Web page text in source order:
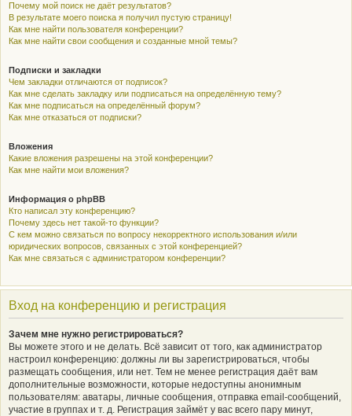
Почему мой поиск не даёт результатов?
В результате моего поиска я получил пустую страницу!
Как мне найти пользователя конференции?
Как мне найти свои сообщения и созданные мной темы?
Подписки и закладки
Чем закладки отличаются от подписок?
Как мне сделать закладку или подписаться на определённую тему?
Как мне подписаться на определённый форум?
Как мне отказаться от подписки?
Вложения
Какие вложения разрешены на этой конференции?
Как мне найти мои вложения?
Информация о phpBB
Кто написал эту конференцию?
Почему здесь нет такой-то функции?
С кем можно связаться по вопросу некорректного использования и/или
юридических вопросов, связанных с этой конференцией?
Как мне связаться с администратором конференции?
Вход на конференцию и регистрация
Зачем мне нужно регистрироваться?
Вы можете этого и не делать. Всё зависит от того, как администратор
настроил конференцию: должны ли вы зарегистрироваться, чтобы
размещать сообщения, или нет. Тем не менее регистрация даёт вам
дополнительные возможности, которые недоступны анонимным
пользователям: аватары, личные сообщения, отправка email-сообщений,
участие в группах и т. д. Регистрация займёт у вас всего пару минут,